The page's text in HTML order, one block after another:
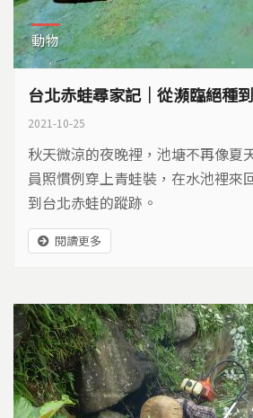
動物
台北赤蛙尋家記｜從瀕臨絕種
2021-10-25
秋天微涼的夜晚裡，池塘不再像夏
員照慣例穿上青蛙裝，在水池裡來
到台北赤蛙的蹤跡。
閱讀更多